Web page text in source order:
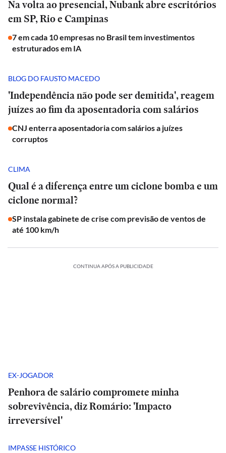
Na volta ao presencial, Nubank abre escritórios
em SP, Rio e Campinas
7 em cada 10 empresas no Brasil tem investimentos
estruturados em IA
BLOG DO FAUSTO MACEDO
'Independência não pode ser demitida', reagem
juízes ao fim da aposentadoria com salários
CNJ enterra aposentadoria com salários a juízes
corruptos
CLIMA
Qual é a diferença entre um ciclone bomba e um
ciclone normal?
SP instala gabinete de crise com previsão de ventos de
até 100 km/h
CONTINUA APÓS A PUBLICIDADE
EX-JOGADOR
Penhora de salário compromete minha
sobrevivência, diz Romário: 'Impacto
irreversível'
IMPASSE HISTÓRICO